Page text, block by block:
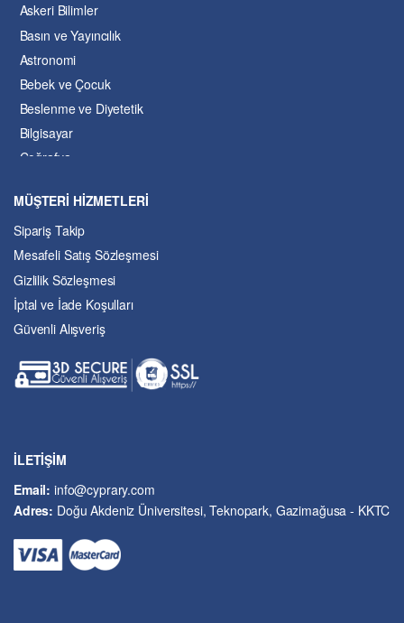
Askeri Bilimler
Basın ve Yayıncılık
Astronomi
Bebek ve Çocuk
Beslenme ve Diyetetik
Bilgisayar
Coğrafya
Dil ve Edebiyat
Eğitim
Ekonomi ve Finans
Enerji
Felsefe
Fen Bilimleri
Güzel Sanatlar
İşletme ve Yönetim
Kriminoloji ve Güvenlik
Kütüphane-Arşiv-Müze
Matematik ve İstatistik
MÜŞTERİ HİZMETLERİ
Sipariş Takip
Mesafeli Satış Sözleşmesi
Gizlilik Sözleşmesi
İptal ve İade Koşulları
Güvenli Alışveriş
İLETİŞİM
Email:info@cyprary.com
Adres: Doğu Akdeniz Üniversitesi, Teknopark, Gazimağusa - KKTC